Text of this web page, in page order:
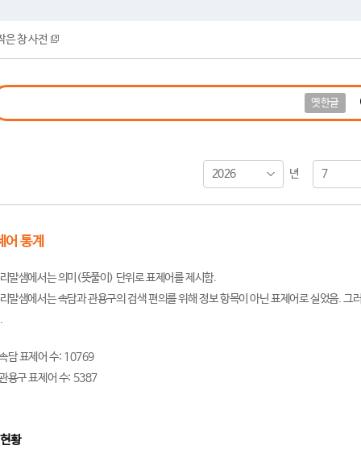
은 창 사전
옛한글
2026 년 7
어 통계
말샘에서는 의미(뜻풀이) 단위로 표제어를 제시함.
말샘에서는 속담과 관용구의 검색 편의를 위해 정보 항목이 아닌 표제어로 실었음. 그
담 표제어 수: 10769
용구 표제어 수: 5387
황